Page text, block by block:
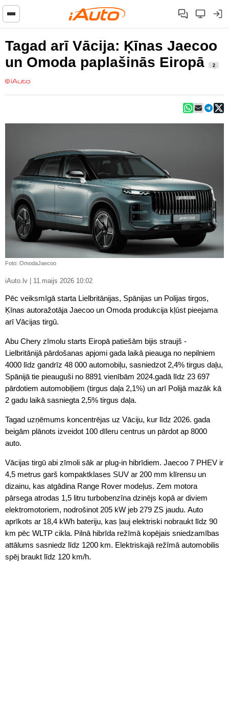
Tagad arī Vācija: Ķīnas Jaecoo
un Omoda paplašinās Eiropā
2
Foto: OmodaJaecoo
iAuto.lv | 11.maijs 2026 10:02
Pēc veiksmīgā starta Lielbritānijas, Spānijas un Polijas tirgos,
Ķīnas autoražotāja Jaecoo un Omoda produkcija kļūst pieejama
arī Vācijas tirgū.
Abu Chery zīmolu starts Eiropā patiešām bijis straujš -
Lielbritānijā pārdošanas apjomi gada laikā pieauga no nepilniem
4000 līdz gandrīz 48 000 automobiļu, sasniedzot 2,4% tirgus daļu,
Spānijā tie pieauguši no 8891 vienībām 2024.gadā līdz 23 697
pārdotiem automobiļiem (tirgus daļa 2,1%) un arī Polijā mazāk kā
2 gadu laikā sasniegta 2,5% tirgus daļa.
Tagad uzņēmums koncentrējas uz Vāciju, kur līdz 2026. gada
beigām plānots izveidot 100 dīleru centrus un pārdot ap 8000
auto.
Vācijas tirgū abi zīmoli sāk ar plug-in hibrīdiem. Jaecoo 7 PHEV ir
4,5 metrus garš kompaktklases SUV ar 200 mm klīrensu un
dizainu, kas atgādina Range Rover modeļus. Zem motora
pārsega atrodas 1,5 litru turbobenzīna dzinējs kopā ar diviem
elektromotoriem, nodrošinot 205 kW jeb 279 ZS jaudu. Auto
aprīkots ar 18,4 kWh bateriju, kas ļauj elektriski nobraukt līdz 90
km pēc WLTP cikla. Pilnā hibrīda režīmā kopējais sniedzamības
attālums sasniedz līdz 1200 km. Elektriskajā režīmā automobilis
spēj braukt līdz 120 km/h.